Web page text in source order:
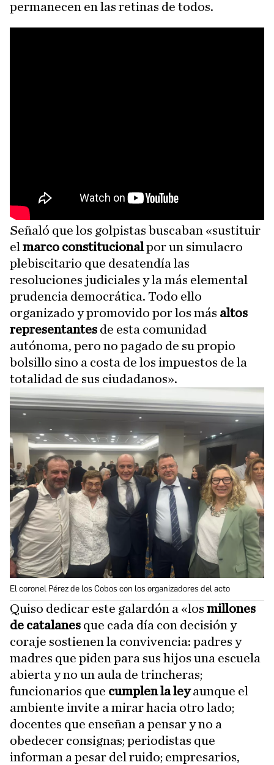
permanecen en las retinas de todos.
Señaló que los golpistas buscaban «sustituir
el marco constitucionalpor un simulacro
plebiscitario que desatendía las
resoluciones judiciales y la más elemental
prudencia democrática. Todo ello
organizado y promovido por los más altos
representantes de esta comunidad
autónoma, pero no pagado de su propio
bolsillo sino a costa de los impuestos de la
totalidad de sus ciudadanos».
El coronel Pérez de los Cobos con los organizadores del acto
Quiso dedicar este galardón a «los millones
de catalanes que cada día con decisión y
coraje sostienen la convivencia: padres y
madres que piden para sus hijos una escuela
abierta y no un aula de trincheras;
funcionarios que cumplen la leyaunque el
ambiente invite a mirar hacia otro lado;
docentes que enseñan a pensar y no a
obedecer consignas; periodistas que
informan a pesar del ruido; empresarios,